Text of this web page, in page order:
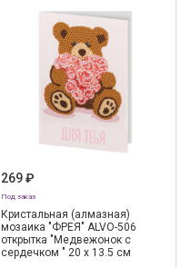
269 ₽
Под заказ
Кристальная (алмазная)
мозаика "ФРЕЯ" ALVO-506
открытка "Медвежонок с
сердечком " 20 х 13.5 см